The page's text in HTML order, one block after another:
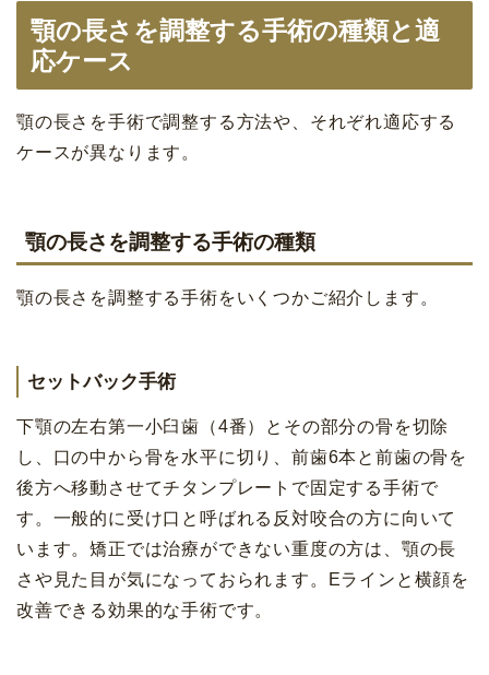
顎の長さを調整する手術の種類と適
応ケース
顎の長さを手術で調整する方法や、それぞれ適応する
ケースが異なります。
顎の長さを調整する手術の種類
顎の長さを調整する手術をいくつかご紹介します。
セットバック手術
下顎の左右第一小臼歯（4番）とその部分の骨を切除
し、口の中から骨を水平に切り、前歯6本と前歯の骨を
後方へ移動させてチタンプレートで固定する手術で
す。一般的に受け口と呼ばれる反対咬合の方に向いて
います。矯正では治療ができない重度の方は、顎の長
さや見た目が気になっておられます。Eラインと横顔を
改善できる効果的な手術です。